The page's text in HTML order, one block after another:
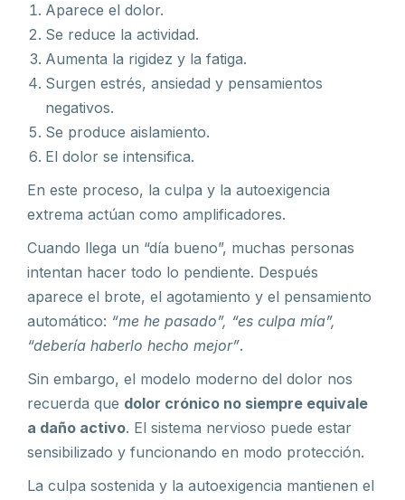
Aparece el dolor.
Se reduce la actividad.
Aumenta la rigidez y la fatiga.
Surgen estrés, ansiedad y pensamientos
negativos.
Se produce aislamiento.
El dolor se intensifica.
En este proceso, la culpa y la autoexigencia
extrema actúan como amplificadores.
Cuando llega un “día bueno”, muchas personas
intentan hacer todo lo pendiente. Después
aparece el brote, el agotamiento y el pensamiento
automático: “me he pasado”, “es culpa mía”,
“debería haberlo hecho mejor”.
Sin embargo, el modelo moderno del dolor nos
recuerda que dolor crónico no siempre equivale
a daño activo. El sistema nervioso puede estar
sensibilizado y funcionando en modo protección.
La culpa sostenida y la autoexigencia mantienen el